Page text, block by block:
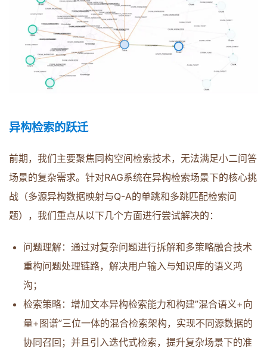
异构检索的跃迁
前期，我们主要聚焦同构空间检索技术，无法满足小二问答
场景的复杂需求。针对RAG系统在异构检索场景下的核心挑
战（多源异构数据映射与Q-A的单跳和多跳匹配检索问
题），我们重点从以下几个方面进行尝试解决的：
问题理解：通过对复杂问题进行拆解和多策略融合技术
重构问题处理链路，解决用户输入与知识库的语义鸿
沟；
检索策略：增加文本异构检索能力和构建”混合语义+向
量+图谱”三位一体的混合检索架构，实现不同源数据的
协同召回；并且引入迭代式检索，提升复杂场景下的准